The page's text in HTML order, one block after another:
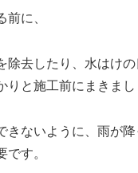
前に、
除去したり、水はけ
りと施工前にまきまし
きないように、雨が
です。